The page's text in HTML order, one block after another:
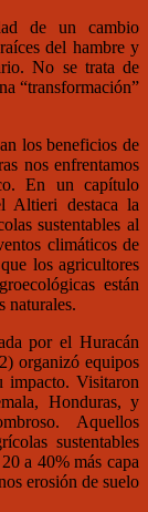
de un cambio
del hambre y
No se trata de
“transformación”
los beneficios de
nos enfrentamos
En un capítulo
Altieri destaca la
sustentables al
climáticos de
los agricultores
están
naturales.
por el Huracán
organizó equipos
impacto. Visitaron
Honduras, y
Aquellos
sustentables
a 40% más capa
erosión de suelo